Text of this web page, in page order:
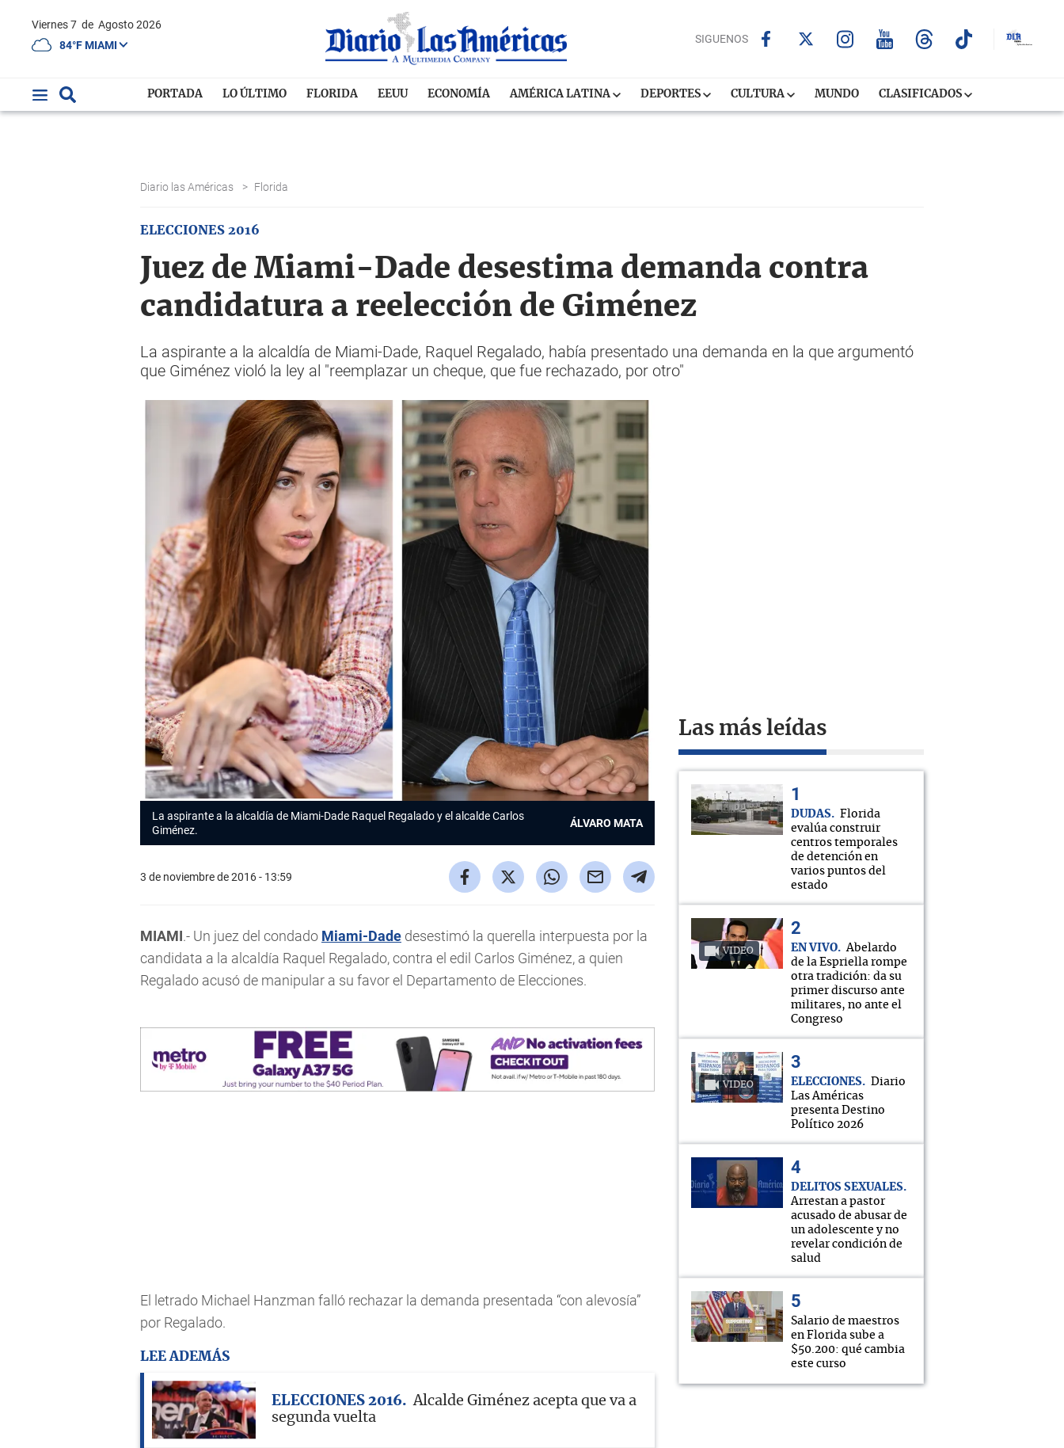
Viernes 7 de Agosto 2026
84°F MIAMI
SIGUENOS
PORTADA LO ÚLTIMO FLORIDA EEUU ECONOMÍA AMÉRICA LATINA DEPORTES CULTURA MUNDO CLASIFICADOS
Diario las Américas > Florida
ELECCIONES 2016
Juez de Miami-Dade desestima demanda contra
candidatura a reelección de Giménez
La aspirante a la alcaldía de Miami-Dade, Raquel Regalado, había presentado una demanda en la que argumentó
que Giménez violó la ley al "reemplazar un cheque, que fue rechazado, por otro"
La aspirante a la alcaldía de Miami-Dade Raquel Regalado y el alcalde Carlos
Giménez.
ÁLVARO MATA
3 de noviembre de 2016 - 13:59
MIAMI.- Un juez del condado Miami-Dade desestimó la querella interpuesta por la
candidata a la alcaldía Raquel Regalado, contra el edil Carlos Giménez, a quien
Regalado acusó de manipular a su favor el Departamento de Elecciones.
El letrado Michael Hanzman falló rechazar la demanda presentada “con alevosía”
por Regalado.
LEE ADEMÁS
ELECCIONES 2016
Alcalde Giménez acepta que va a
segunda vuelta
Las más leídas
DUDAS
Florida
evalúa construir
centros temporales
de detención en
varios puntos del
estado
VIDEO EN VIVO
Abelardo
de la Espriella rompe
otra tradición: da su
primer discurso ante
militares, no ante el
Congreso
VIDEO ELECCIONES
Diario
Las Américas
presenta Destino
Político 2026
DELITOS SEXUALES
Arrestan a pastor
acusado de abusar de
un adolescente y no
revelar condición de
salud
Salario de maestros
en Florida sube a
$50.200: qué cambia
este curso